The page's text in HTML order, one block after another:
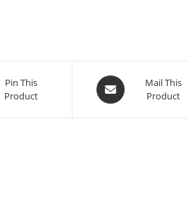
Pin This
Product
Opens
in
Mail This
Product